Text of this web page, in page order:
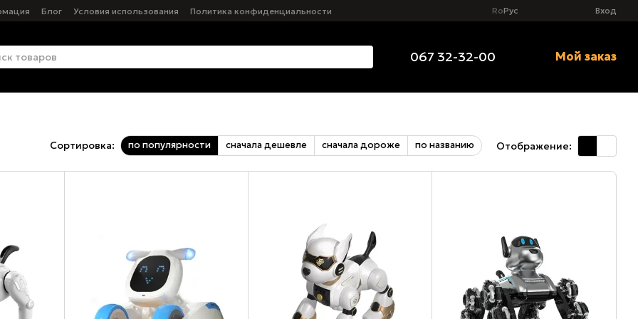
Блог Условия использования
Политика конфиденциальности
RoРус Вход
067 32-32-00 Мой заказ
Сортировка: по популярности сначала дешевле сначала дороже по названию Отображение: